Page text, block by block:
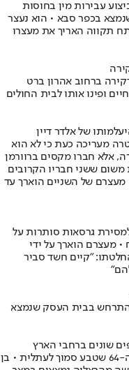
עבירות מין בחוסות
שנמצא בכפר סבא • הוא נעצר
תקווה האריך את מעצרו
דקירה ברחוב אהרון ברט
ופינו אותו לבית החולים
של אלדר דיין
מעריכה כעת כי לא הוא
אלא חברו מקסים ברוורמן
משום ששני חבריו הקרובים
מעצרם של השניים הוארך עד
גרסאות סותרות על
• מעצרם הוארך על ידי
קבע בהחלטתו: "קיים חשד סביר
בבית העסק שנמצא
שונים ברחבי הארץ
יום של אסונות בחופים • נקבע מותו של בן ה-64 שטבע סמוך לעתלית • בן